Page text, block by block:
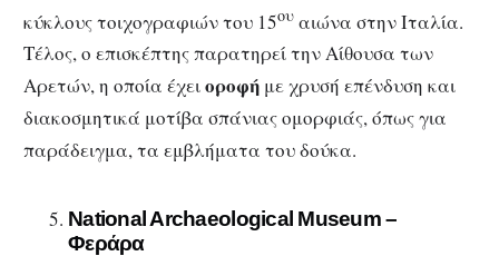
κύκλους τοιχογραφιών του 15ου αιώνα στην Ιταλία.
Τέλος, ο επισκέπτης παρατηρεί την Αίθουσα των
Αρετών, η οποία έχειοροφή με χρυσή επένδυση και
διακοσμητικά μοτίβα σπάνιας ομορφιάς, όπως για
παράδειγμα, τα εμβλήματα του δούκα.
National Archaeological Museum –
Φεράρα